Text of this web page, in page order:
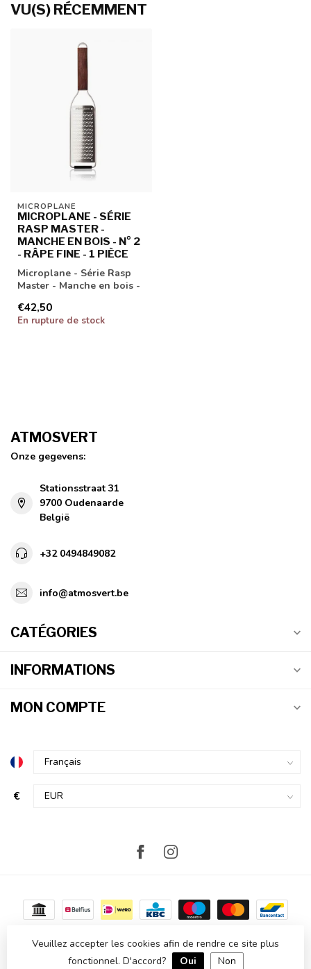
VU(S) RÉCEMMENT
MICROPLANE
MICROPLANE - SÉRIE
RASP MASTER -
MANCHE EN BOIS - N° 2
- RÂPE FINE - 1 PIÈCE
Microplane - Série Rasp
Master - Manche en bois -
€42,50
En rupture de stock
ATMOSVERT
Onze gegevens:
Stationsstraat 31
9700 Oudenaarde
België
+32 0494849082
info@atmosvert.be
CATÉGORIES
INFORMATIONS
MON COMPTE
€
© Copyright 2026 Atmosvert- Powered byLightspeed
Veuillez accepter les cookies afin de rendre ce site plus
fonctionnel. D'accord?
Oui Non